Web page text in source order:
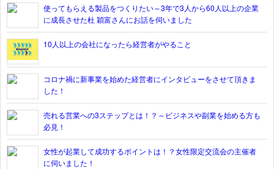
使ってもらえる製品をつくりたい～3年で3人から60人以上の企業
に成長させた杜 穎富さんにお話を伺いました
10人以上の会社になったら経営者がやること
コロナ禍に新事業を始めた経営者にインタビューをさせて頂きま
した！
売れる営業への3ステップとは！？～ビジネスや副業を始める方も
必見！
女性が起業して成功するポイントは！？女性限定交流会の主催者
に伺いました！